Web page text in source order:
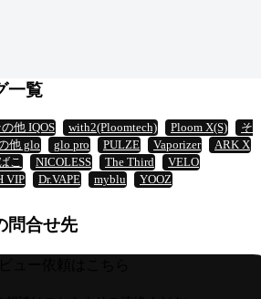
一覧
の他 IQOS with2(Ploomtech) Ploom X(S)
そ
他 glo glo pro PULZE Vaporizer
ARK X
こ NICOLESS The Third
VELO
VIP Dr.VAPE myblu YOOZ
問合せ先